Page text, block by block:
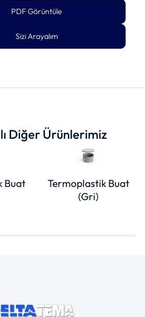
PDF Görüntüle
Sizi Arayalım
Diğer Ürünlerimiz
Buat
Termoplastik Buat
(Gri)